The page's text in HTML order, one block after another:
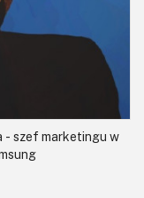
- szef marketingu w